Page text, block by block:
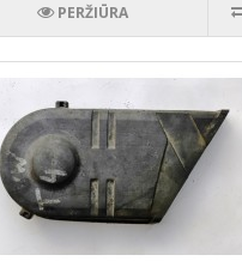
PERŽIŪRA